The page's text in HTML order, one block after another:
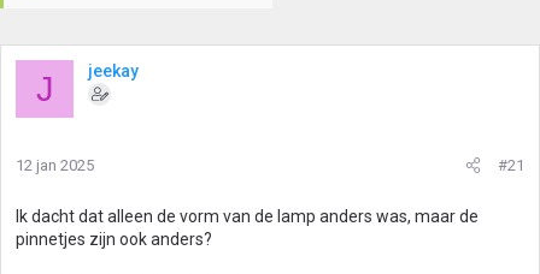
J jeekay
12 jan 2025 #21
Ik dacht dat alleen de vorm van de lamp anders was, maar de
pinnetjes zijn ook anders?